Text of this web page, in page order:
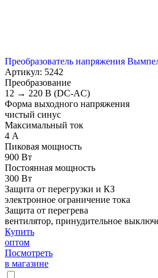
Преобразователь напряжения
Артикул: 5242
Преобразование
12 → 220 В (DC-AC)
Форма выходного напряжения
чистый синус
Максимальный ток
4 А
Пиковая мощность
900 Вт
Постоянная мощность
300 Вт
Защита от перегрузки и КЗ
электронное ограничение тока
Защита от перегрева
вентилятор, принудительное
Купить
оптом
Посмотреть
в магазине